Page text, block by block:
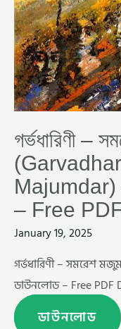
গর্ভধারিণী –
Majumdar)
– Free
January 19, 2025
গর্ভধারিণী – সমরেশ
ডাউনলোড – Free PDF
পিডিএফ
ডাউনলোড
–
FREE
PDF
DOWNLOAD
ডাউনলোড